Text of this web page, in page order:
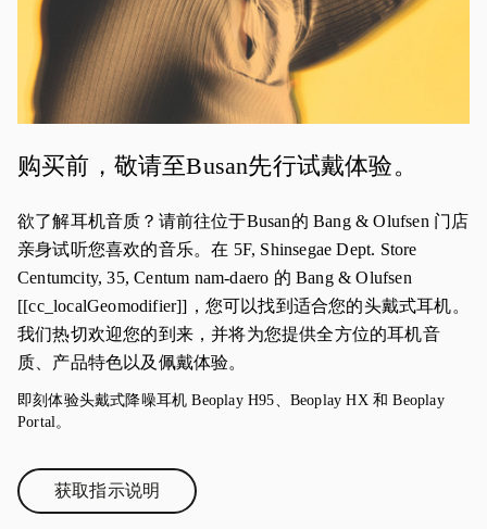
购买前，敬请至Busan先行试戴体验。
欲了解耳机音质？请前往位于Busan的 Bang & Olufsen 门店
亲身试听您喜欢的音乐。在 5F, Shinsegae Dept. Store
Centumcity, 35, Centum nam-daero 的 Bang & Olufsen
[[cc_localGeomodifier]]，您可以找到适合您的头戴式耳机。
我们热切欢迎您的到来，并将为您提供全方位的耳机音
质、产品特色以及佩戴体验。
即刻体验头戴式降噪耳机 Beoplay H95、Beoplay HX 和 Beoplay
Portal。
获取指示说明Link Opens in New Tab